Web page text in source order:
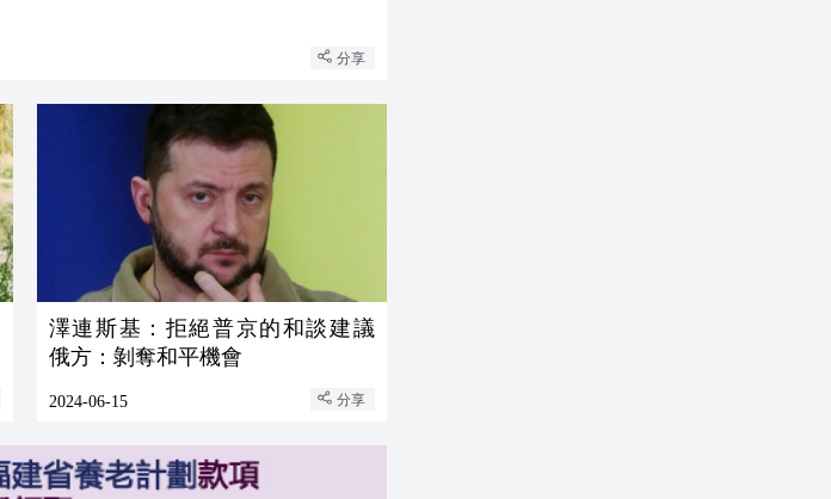
分享
澤連斯基：拒絕普京的和談建議
俄方：剝奪和平機會
2024-06-15 分享